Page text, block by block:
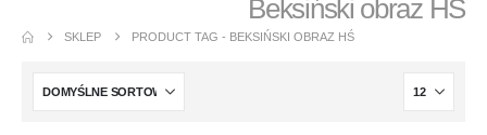
Beksiński obraz HŚ
SKLEP PRODUCT TAG - BEKSIŃSKI OBRAZ HŚ